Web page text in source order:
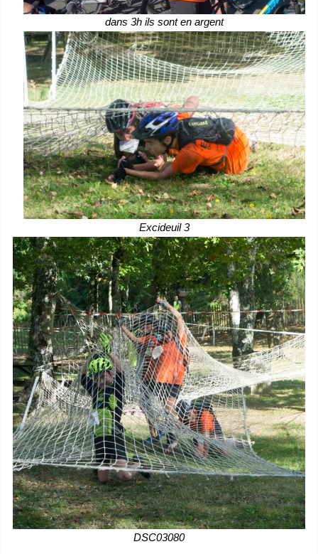
dans 3h ils sont en argent
Excideuil 3
DSC03080